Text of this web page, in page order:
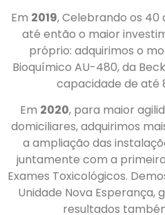
Em 2019, Celebrando os 40
até então o maior
próprio: adquirimos o
Bioquímico AU-480, da
capacidade de até
Em 2020, para maior
domiciliares, adquirimos
a ampliação das
juntamente com a
Exames Toxicológicos.
Unidade Nova Esperança,
resultados